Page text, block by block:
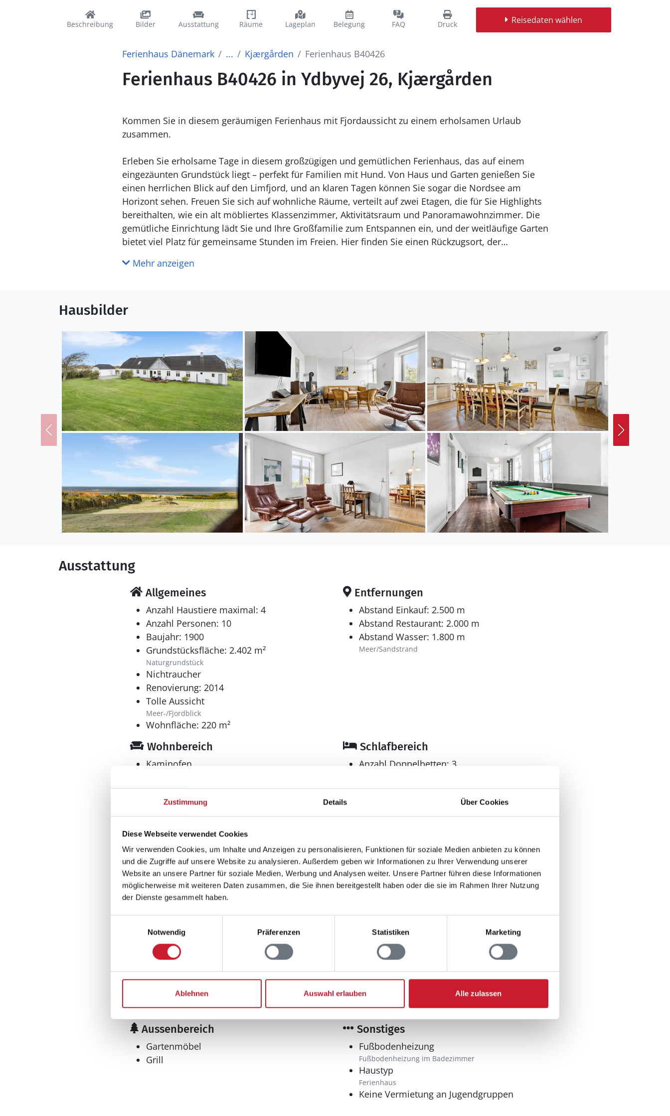
Zustimmung Details Über Cookies
Diese Webseite verwendet Cookies
Wir verwenden Cookies, um Inhalte und Anzeigen zu personalisieren, Funktionen für soziale Medien anbieten zu können
und die Zugriffe auf unsere Website zu analysieren. Außerdem geben wir Informationen zu Ihrer Verwendung unserer
Website an unsere Partner für soziale Medien, Werbung und Analysen weiter. Unsere Partner führen diese Informationen
möglicherweise mit weiteren Daten zusammen, die Sie ihnen bereitgestellt haben oder die sie im Rahmen Ihrer Nutzung
der Dienste gesammelt haben.
Notwendig
Präferenzen Statistiken Marketing
Ablehnen Auswahl erlauben Alle zulassen
Beschreibung Bilder Ausstattung Räume Lageplan Belegung FAQ Druck Reisedaten wählen
Ferienhaus Dänemark ... Kjærgården Ferienhaus B40426
Ferienhaus B40426 in Ydbyvej 26, Kjærgården
Kommen Sie in diesem geräumigen Ferienhaus mit Fjordaussicht zu einem erholsamen Urlaub
zusammen.
Erleben Sie erholsame Tage in diesem großzügigen und gemütlichen Ferienhaus, das auf einem
eingezäunten Grundstück liegt – perfekt für Familien mit Hund. Von Haus und Garten genießen Sie
einen herrlichen Blick auf den Limfjord, und an klaren Tagen können Sie sogar die Nordsee am
Horizont sehen. Freuen Sie sich auf wohnliche Räume, verteilt auf zwei Etagen, die für Sie Highlights
bereithalten, wie ein alt möbliertes Klassenzimmer, Aktivitätsraum und Panoramawohnzimmer. Die
gemütliche Einrichtung lädt Sie und Ihre Großfamilie zum Entspannen ein, und der weitläufige Garten
bietet viel Platz für gemeinsame Stunden im Freien. Hier finden Sie einen Rückzugsort, der
Dünenlandschaften auf Sie warten. Cold Hawaii, ein Hotspot für Surfer, bietet Wassersportabenteuer,
Sandstrände oder die dichten Dünenplantagen erkunden möchten – hier findet jeder das passende
Naturerlebnis für einen unvergesslichen Urlaub.
Mehr anzeigen
Hausbilder
Ausstattung
Allgemeines
Anzahl Haustiere maximal: 4
Anzahl Personen: 10
Baujahr: 1900
Grundstücksfläche: 2.402 m²
Naturgrundstück
Nichtraucher
Renovierung: 2014
Tolle Aussicht
Meer-/Fjordblick
Wohnfläche: 220 m²
Entfernungen
Abstand Einkauf: 2.500 m
Abstand Restaurant: 2.000 m
Abstand Wasser: 1.800 m
Meer/Sandstrand
Wohnbereich
Kaminofen
Schlafbereich
Anzahl Doppelbetten: 3
Anzahl Etagenbetten : 1
Geschirrspüler
Herd
Elektroherd mit Backofen
Kaffeemaschine
Tiefkühler: 80 l
Tiefkühlschrank
Anzahl Badezimmer: 2
Anzahl Toiletten: 3
Dusche
Deutsches Fernsehen
Internet
WLAN
Tischfußball
Aussenbereich
Gartenmöbel
Grill
Sonstiges
Fußbodenheizung
Fußbodenheizung im Badezimmer
Haustyp
Ferienhaus
Keine Vermietung an Jugendgruppen